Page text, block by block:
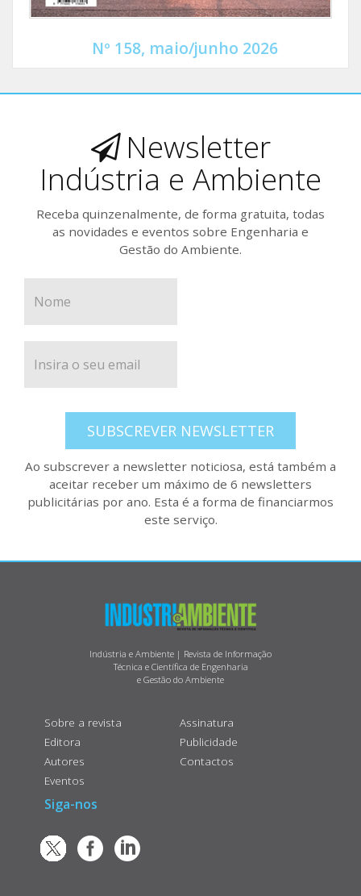
Nº 158, maio/junho 2026
Newsletter
Indústria e Ambiente
Receba quinzenalmente, de forma gratuita, todas
as novidades e eventos sobre Engenharia e
Gestão do Ambiente.
SUBSCREVER NEWSLETTER
Ao subscrever a newsletter noticiosa, está também a
aceitar receber um máximo de 6 newsletters
publicitárias por ano. Esta é a forma de financiarmos
este serviço.
Indústria e Ambiente | Revista de Informação
Técnica e Científica de Engenharia
e Gestão do Ambiente
Sobre a revista
Editora
Autores
Eventos
Assinatura
Publicidade
Contactos
Siga-nos